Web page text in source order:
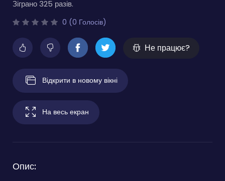
Зіграно 325 разів.
0 (0 Голосів)
Не працює?
Відкрити в новому вікні
На весь екран
Опис: